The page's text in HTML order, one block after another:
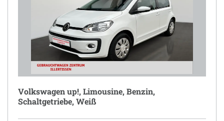
Volkswagen up!, Limousine, Benzin,
Schaltgetriebe, Weiß